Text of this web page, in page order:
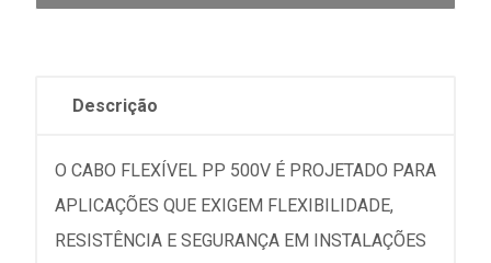
Descrição
O CABO FLEXÍVEL PP 500V É PROJETADO PARA
APLICAÇÕES QUE EXIGEM FLEXIBILIDADE,
RESISTÊNCIA E SEGURANÇA EM INSTALAÇÕES